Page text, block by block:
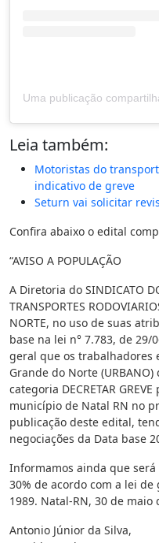
Leia também:
Motoristas do
indicativo de greve
Seturn vai solicitar
Confira abaixo o edital
“AVISO A POPULAÇÃO
A Diretoria do SINDICATO
TRANSPORTES
NORTE, no uso de suas
base na lei n° 7.783, de 29/
geral que os trabalhadores
Grande do Norte
categoria DECRETAR
município de Natal RN no
publicação deste edital,
negociações da Data base
Informamos ainda que
30% de acordo com a lei
1989. Natal-RN, 30 de maio
Antonio Júnior da Silva,